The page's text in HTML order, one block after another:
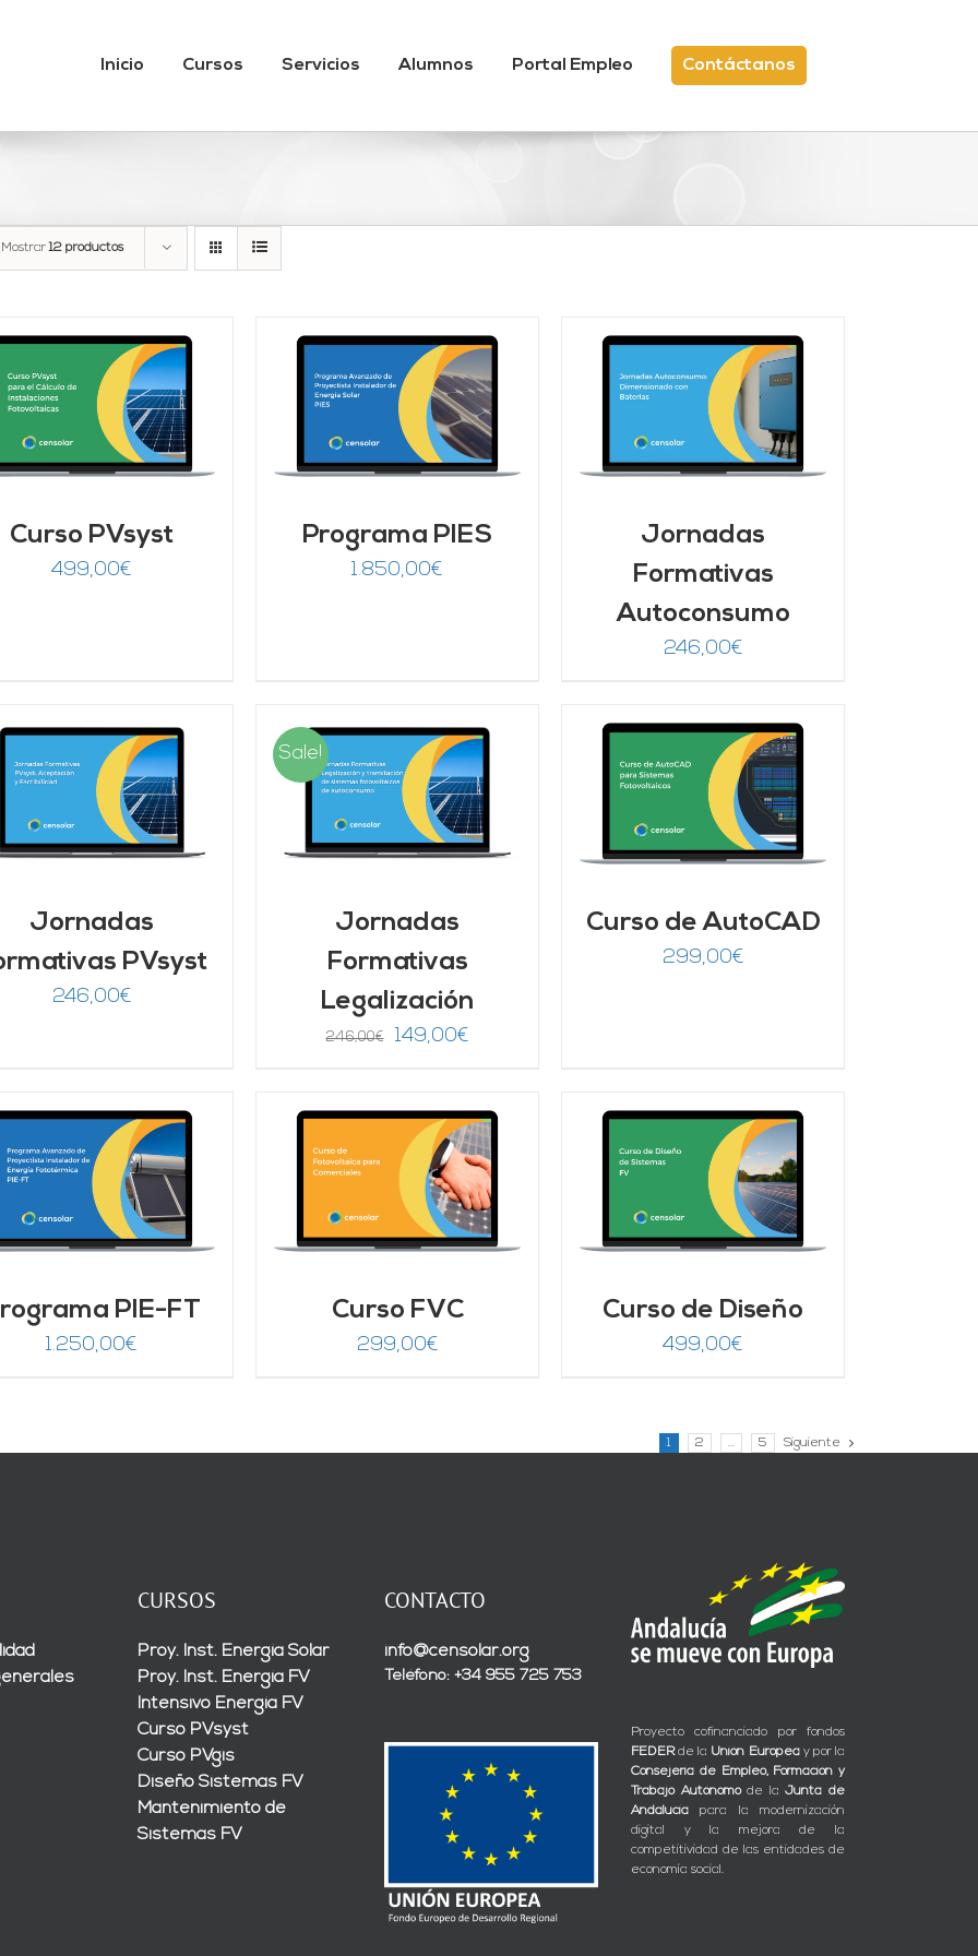
Inicio Cursos Servicios Alumnos Portal Empleo Contáctanos
Mostrar12 productos
Curso PVsyst
499,00€
Valorado
4.95de 5
AÑADIR AL CARRITO
DETALLES
Programa PIES
1.850,00€
AÑADIR AL CARRITO
DETALLES
Jornadas
Formativas
Autoconsumo
246,00€
Jornadas
PVsyst
246,00€
Sale!
AÑADIR AL CARRITO
DETALLES
Jornadas
Formativas
Legalización
246,00€
El
era:
246,00€.
149,00€El
es:
149,00€.
AÑADIR AL CARRITO
DETALLES
Curso de AutoCAD
299,00€
PIE-FT
1.250,00€
AÑADIR AL CARRITO
DETALLES
Curso FVC
299,00€
Valorado
4.67de 5
AÑADIR AL CARRITO
DETALLES
Curso de Diseño
499,00€
1 2 … 5 Siguiente
CURSOS
Proy. Inst. Energía Solar
Proy. Inst. Energía FV
Intensivo Energía FV
Curso PVsyst
Curso PVgis
Diseño Sistemas FV
Mantenimiento de
Sistemas FV
CONTACTO
info@censolar.org
Teléfono: +34 955 725 753
Proyecto cofinanciado por fondos
FEDERde la Unión Europeay por la
Consejería de Empleo, Formación y
Trabajo Autónomode laJunta de
Andalucía para la modernización
digital y la mejora de la
competitividad de las entidades de
economía social.